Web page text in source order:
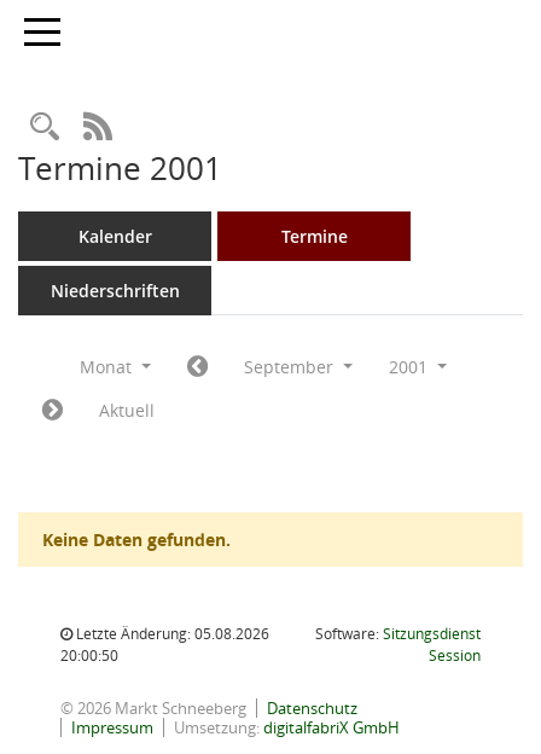
Toggle navigation
Rechercheauswahl
RSS-Feed
Termine 2001
Kalender Termine
Niederschriften
Monat September
2001
Aktuell
Keine Daten gefunden.
Letzte Änderung: 05.08.2026
20:00:50
Software:Sitzungsdienst
Session(Wird in
© 2026 Markt Schneeberg
Datenschutz
Impressum
Umsetzung:digitalfabriX GmbH